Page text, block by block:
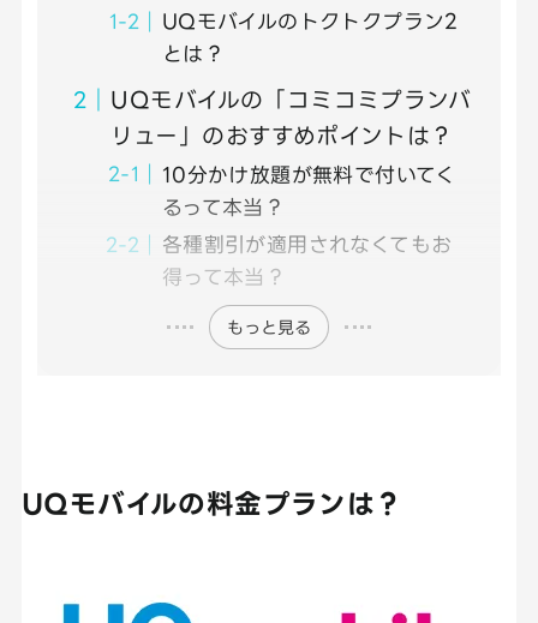
UQモバイルのトクトクプラン2
とは？
UQモバイルの「コミコミプランバ
リュー」のおすすめポイントは？
10分かけ放題が無料で付いてく
るって本当？
各種割引が適用されなくてもお
得って本当？
もっと見る
UQモバイルの料金プランは？